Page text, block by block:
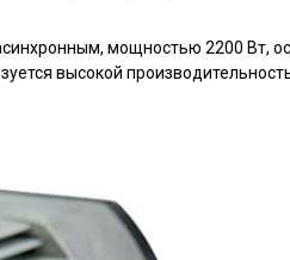
мощностью 2200 Вт,
высокой